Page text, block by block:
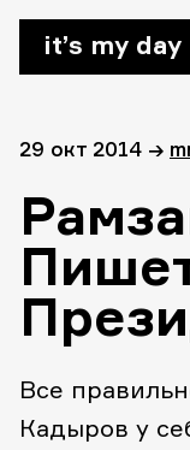
it’s my day
29 окт 2014 →
Все
Кадыров у